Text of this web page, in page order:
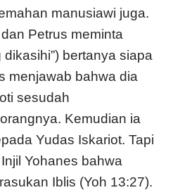
manusiawi juga.
Petrus meminta
bertanya siapa
menjawab bahwa dia
sesudah
Kemudian ia
Yudas Iskariot. Tapi
Yohanes bahwa
Iblis (Yoh 13:27).